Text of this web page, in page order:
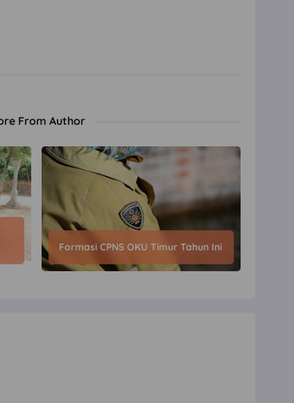
From Author
Formasi CPNS OKU Timur Tahun Ini